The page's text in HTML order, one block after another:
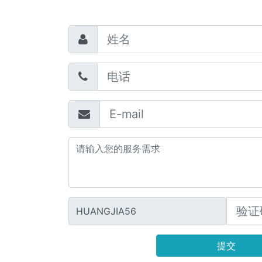
HUANGJIA56
提交